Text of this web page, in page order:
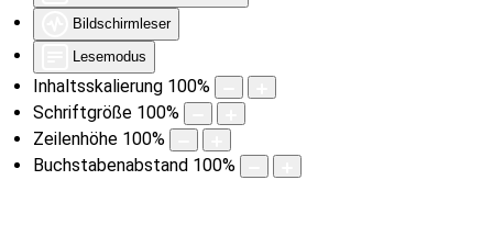
Bildschirmleser
Lesemodus
Inhaltsskalierung 100%
Schriftgröße 100%
Zeilenhöhe 100%
Buchstabenabstand 100%